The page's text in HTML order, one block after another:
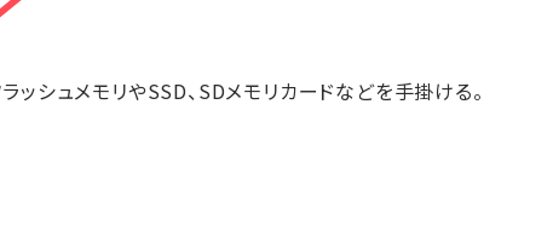
シュメモリやSSD、SDメモリカードなどを手掛ける。